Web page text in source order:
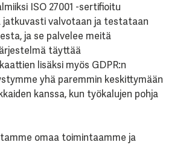
ISO 27001 -sertifioitu
jatkuvasti valvotaan ja testataan
ja se palvelee meitä
täyttää
lisäksi myös GDPR:n
yhä paremmin keskittymään
kanssa, kun työkalujen pohja
omaa toimintaamme ja